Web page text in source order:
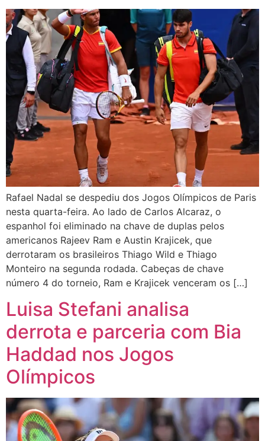
Rafael Nadal se despediu dos Jogos Olímpicos de Paris
nesta quarta-feira. Ao lado de Carlos Alcaraz, o
espanhol foi eliminado na chave de duplas pelos
americanos Rajeev Ram e Austin Krajicek, que
derrotaram os brasileiros Thiago Wild e Thiago
Monteiro na segunda rodada. Cabeças de chave
número 4 do torneio, Ram e Krajicek venceram os […]
Luisa Stefani analisa
derrota e parceria com Bia
Haddad nos Jogos
Olímpicos